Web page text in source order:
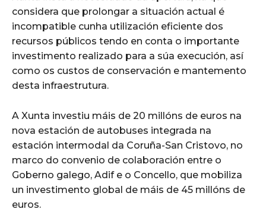
considera que prolongar a situación actual é
incompatible cunha utilización eficiente dos
recursos públicos tendo en conta o importante
investimento realizado para a súa execución, así
como os custos de conservación e mantemento
desta infraestrutura.
A Xunta investiu máis de 20 millóns de euros na
nova estación de autobuses integrada na
estación intermodal da Coruña-San Cristovo, no
marco do convenio de colaboración entre o
Goberno galego, Adif e o Concello, que mobiliza
un investimento global de máis de 45 millóns de
euros.